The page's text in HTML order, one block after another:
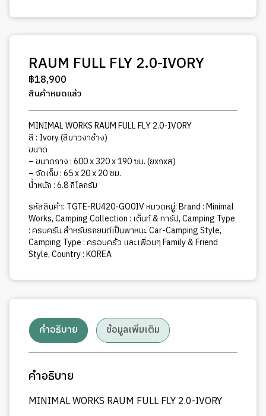
RAUM FULL FLY 2.0-IVORY
฿18,900
สินค้าหมดแล้ว
MINIMAL WORKS RAUM FULL FLY 2.0-IVORY
สี : Ivory (สีขาวงาช้าง)
ขนาด
– ขนาดกาง : 600 x 320 x 190 ซม. (ยxกxส)
– จัดเก็บ : 65 x 20 x 20 ซม.
น้ำหนัก : 6.8 กิโลกรัม
รหัสสินค้า: TGTE-RU420-GO0IVหมวดหมู่:Brand : Minimal
Works,Camping Collection : เต็นท์ & ทาร์ป,Camping Type
: ครบครัน สำหรับรถยนต์เป็นพาหนะ Car-Camping Style,
Camping Type : ครอบคร้ว และเพื่อนๆ Family & Friend
Style,Country : KOREA
คำอธิบาย ข้อมูลเพิ่มเติม
คำอธิบาย
MINIMAL WORKS RAUM FULL FLY 2.0-IVORY